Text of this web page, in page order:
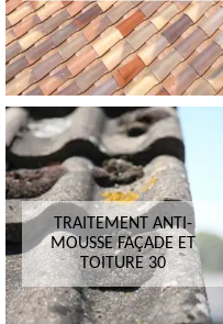
TRAITEMENT ANTI-
MOUSSE FAÇADE ET
TOITURE 30